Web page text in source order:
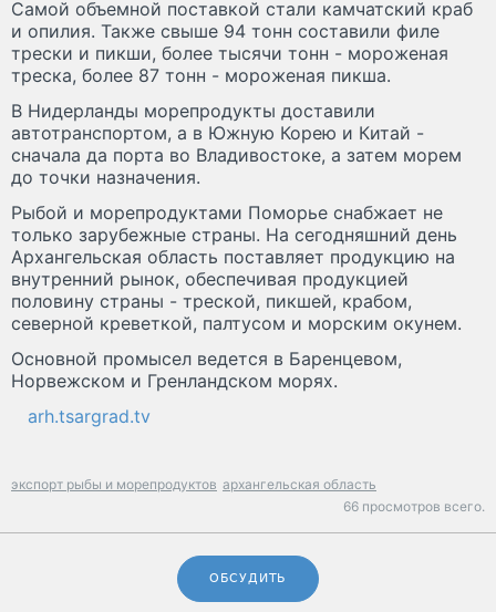
Самой объемной поставкой стали камчатский краб
и опилия. Также свыше 94 тонн составили филе
трески и пикши, более тысячи тонн - мороженая
треска, более 87 тонн - мороженая пикша.
В Нидерланды морепродукты доставили
автотранспортом, а в Южную Корею и Китай -
сначала да порта во Владивостоке, а затем морем
до точки назначения.
Рыбой и морепродуктами Поморье снабжает не
только зарубежные страны. На сегодняшний день
Архангельская область поставляет продукцию на
внутренний рынок, обеспечивая продукцией
половину страны - треской, пикшей, крабом,
северной креветкой, палтусом и морским окунем.
Основной промысел ведется в Баренцевом,
Норвежском и Гренландском морях.
arh.tsargrad.tv
экспорт рыбы и морепродуктов архангельская область
66 просмотров всего.
ОБСУДИТЬ